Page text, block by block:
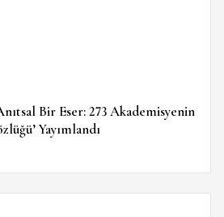
Bir Eser: 273 Akademisyenin
Yayımlandı